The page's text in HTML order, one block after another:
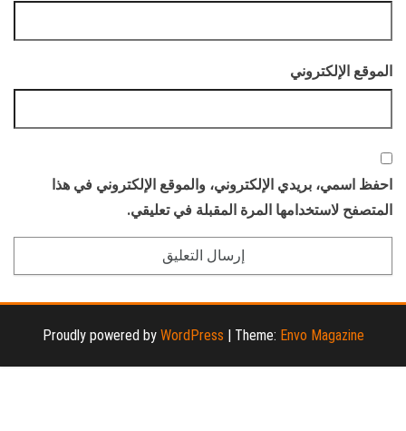
الموقع الإلكتروني
احفظ اسمي، بريدي الإلكتروني، والموقع الإلكتروني في هذا
المتصفح لاستخدامها المرة المقبلة في تعليقي.
Proudly powered by WordPress | Theme: Envo Magazine